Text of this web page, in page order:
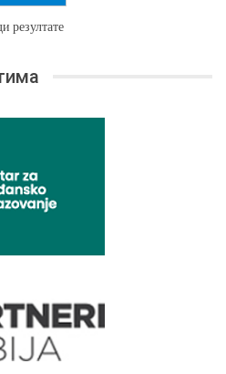
резултате